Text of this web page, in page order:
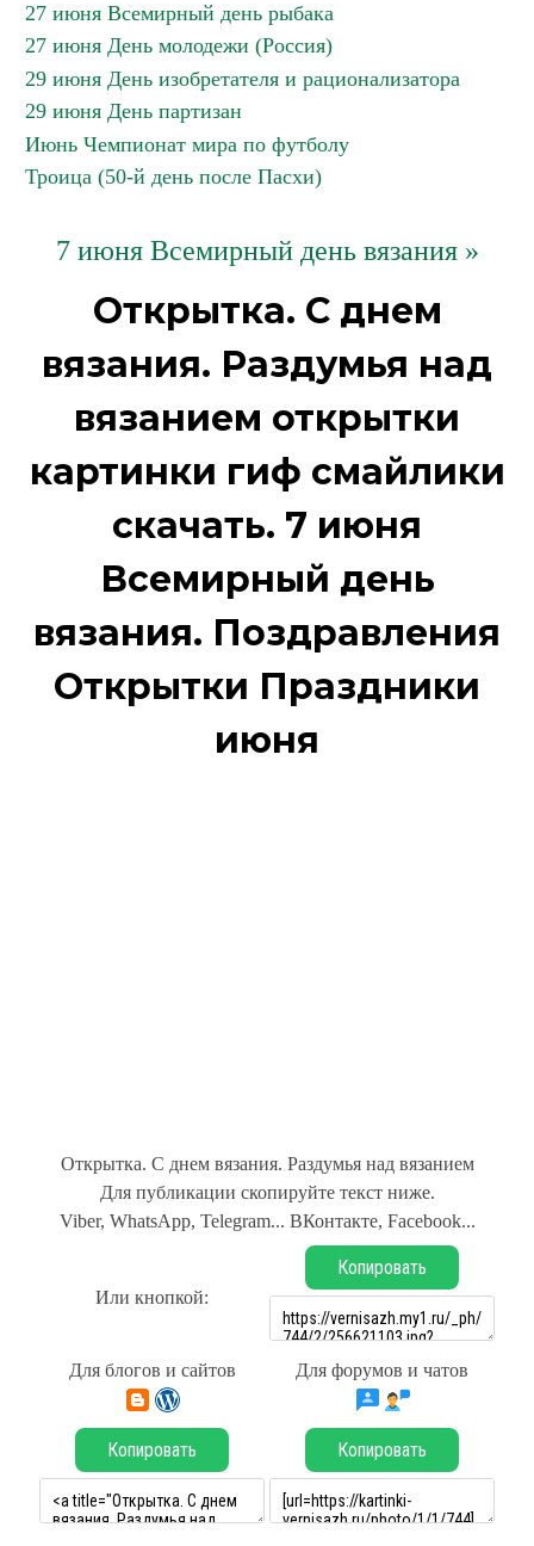
27 июня Всемирный день рыбака
27 июня День молодежи (Россия)
29 июня День изобретателя и рационализатора
29 июня День партизан
Июнь Чемпионат мира по футболу
Троица (50-й день после Пасхи)
7 июня Всемирный день вязания »
Открытка. С днем
вязания. Раздумья над
вязанием открытки
картинки гиф смайлики
скачать. 7 июня
Всемирный день
вязания. Поздравления
Открытки Праздники
июня
Открытка. С днем вязания. Раздумья над вязанием
Для публикации скопируйте текст ниже.
Viber, WhatsApp, Telegram... ВКонтакте, Facebook...
Или кнопкой:
Копировать
Для блогов и сайтов Для форумов и чатов
Копировать Копировать